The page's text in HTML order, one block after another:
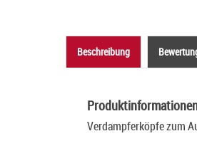
Beschreibung
Verdampferköpfe zum